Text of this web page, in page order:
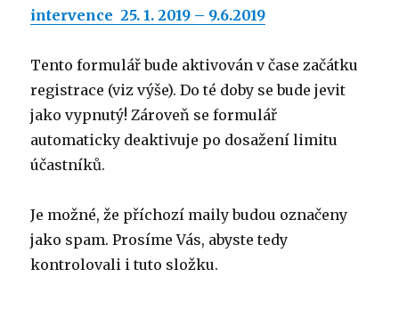
intervence 25. 1. 2019 – 9.6.2019
Tento formulář bude aktivován v čase začátku
registrace (viz výše). Do té doby se bude jevit
jako vypnutý! Zároveň se formulář
automaticky deaktivuje po dosažení limitu
účastníků.
Je možné, že příchozí maily budou označeny
jako spam. Prosíme Vás, abyste tedy
kontrolovali i tuto složku.